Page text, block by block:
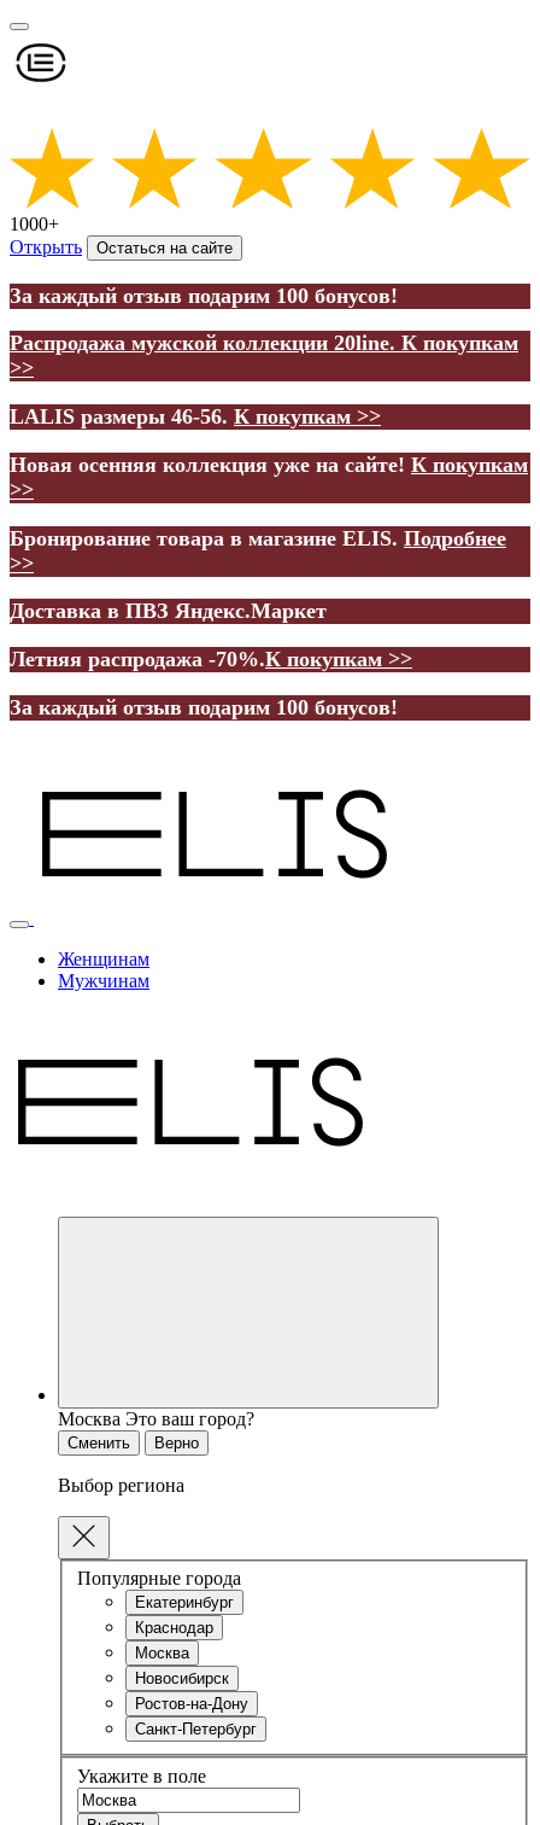
1000+
Открыть
Остаться на сайте
За каждый отзыв подарим 100 бонусов!
Распродажа мужской коллекции 20line. К покупкам
>>
LALIS размеры 46-56. К покупкам >>
Новая осенняя коллекция уже на сайте! К покупкам
>>
Бронирование товара в магазине ELIS. Подробнее
>>
Доставка в ПВЗ Яндекс.Маркет
Летняя распродажа -70%.К покупкам >>
За каждый отзыв подарим 100 бонусов!
Женщинам
Мужчинам
Москва Это ваш город?
Сменить Верно
Выбор региона
Популярные города
Екатеринбург
Краснодар
Москва
Новосибирск
Ростов-на-Дону
Санкт-Петербург
Укажите в поле